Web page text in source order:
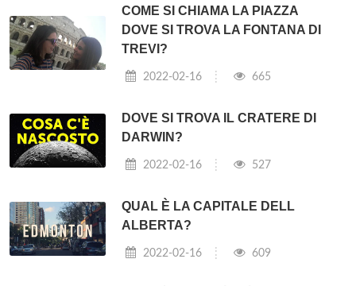
COME SI CHIAMA LA PIAZZA
DOVE SI TROVA LA FONTANA DI
TREVI?
2022-02-16 665
DOVE SI TROVA IL CRATERE DI
DARWIN?
2022-02-16 527
QUAL È LA CAPITALE DELL
ALBERTA?
2022-02-16 609